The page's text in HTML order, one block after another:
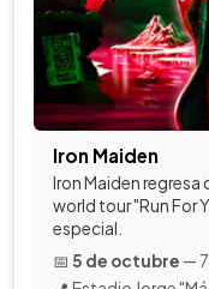
Iron Maiden
Iron Maiden regresa
world tour "Run For
especial.
📅 5 de octubre —